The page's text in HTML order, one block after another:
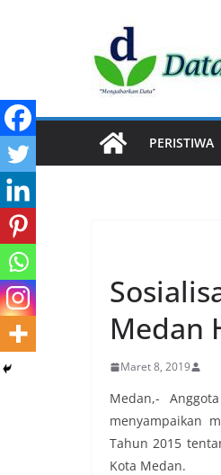
PERISTIWA
Medan
Maret 8, 2019
Medan,-
menyampaikan
Tahun 2015
Kota Medan.